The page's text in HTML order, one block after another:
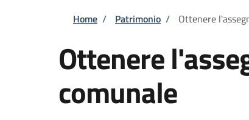
Briciole di pane
Home / Patrimonio / Ottenere
Ottenere
comunale